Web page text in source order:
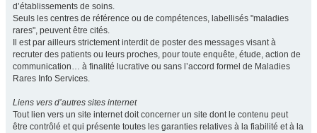
d’établissements de soins.
Seuls les centres de référence ou de compétences, labellisés "maladies
rares", peuvent être cités.
Il est par ailleurs strictement interdit de poster des messages visant à
recruter des patients ou leurs proches, pour toute enquête, étude, action de
communication… à finalité lucrative ou sans l’accord formel de Maladies
Rares Info Services.
Liens vers d’autres sites internet
Tout lien vers un site internet doit concerner un site dont le contenu peut
être contrôlé et qui présente toutes les garanties relatives à la fiabilité et à la